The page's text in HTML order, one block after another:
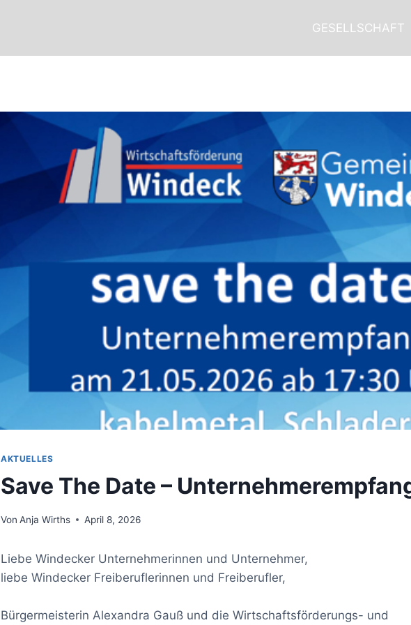
GESELLSCHAFT
AKTUELLES
Save The Date –
Von Anja Wirths April 8, 2026
Liebe Windecker Unternehmerinnen und Unternehmer,
liebe Windecker Freiberuflerinnen und Freiberufler,
Bürgermeisterin Alexandra Gauß und die Wirtschaftsförderungs- und